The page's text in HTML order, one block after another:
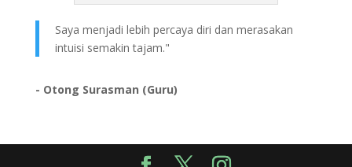
Saya menjadi lebih percaya diri dan merasakan
intuisi semakin tajam."
- Otong Surasman (Guru)